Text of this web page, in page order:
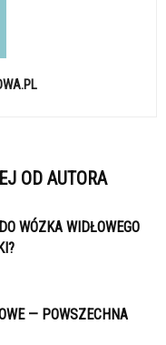
OD AUTORA
WÓZKA WIDŁOWEGO
— POWSZECHNA